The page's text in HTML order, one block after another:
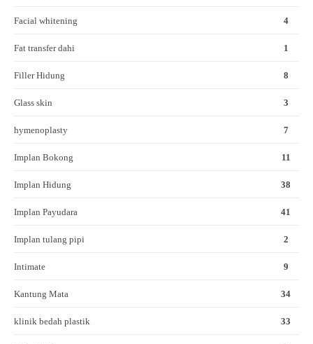
Facial whitening 4
Fat transfer dahi 1
Filler Hidung 8
Glass skin 3
hymenoplasty 7
Implan Bokong 11
Implan Hidung 38
Implan Payudara 41
Implan tulang pipi 2
Intimate 9
Kantung Mata 34
klinik bedah plastik 33